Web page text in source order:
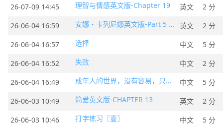
26-07-09 14:45
理智与情感英文版-Chapter 19 英文
2 分
26-06-04 16:59
安娜・卡列尼娜英文版-Part 5 Chapter 13 英文
2 分
26-06-04 16:57
选择 中文
5 分
26-06-04 16:52
失败 中文
2 分
26-06-04 16:49
成年人的世界，没有容易，只有努力 中文
5 分
26-06-03 10:49
简爱英文版-CHAPTER 13 英文
2 分
26-06-03 10:46
打字练习〖壹〗 中文
5 分